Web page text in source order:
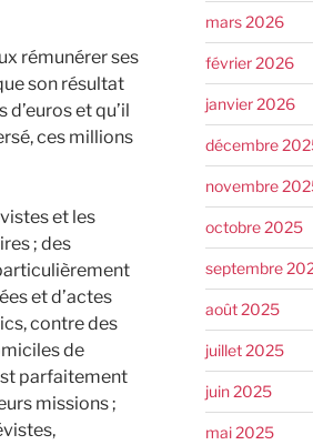
rémunérer ses
son résultat
et qu’il
ces millions
et les
; des
et d’actes
contre des
de
parfaitement
missions ;
mars 2026
février 2026
janvier 2026
décembre
novembre
octobre 2025
septembre
août 2025
juillet 2025
juin 2025
mai 2025